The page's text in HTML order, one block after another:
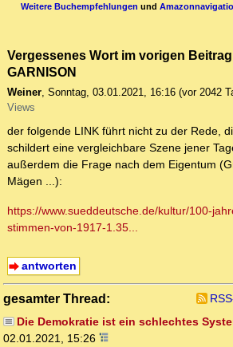
Weitere Buchempfehlungen und
Vergessenes Wort im vorigen
GARNISON
Weiner, Sonntag, 03.01.2021, 16:16 (vor 2042
Views
der folgende LINK führt nicht zu der Rede,
schildert eine vergleichbare Szene jener
außerdem die Frage nach dem Eigentum
Mägen ...):
https://www.sueddeutsche.de/kultur/100-
stimmen-von-1917-1.35...
antworten
gesamter Thread:
Die Demokratie ist ein schlechtes
02.01.2021, 15:26